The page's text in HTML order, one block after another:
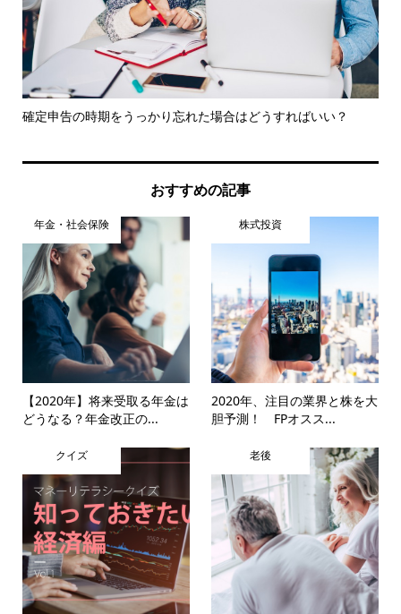
確定申告の時期をうっかり忘れた場合はどうすればいい？
おすすめの記事
年金・社会保険
【2020年】将来受取る年金は
どうなる？年金改正の...
株式投資
2020年、注目の業界と株を大
胆予測！ FPオスス...
クイズ 老後